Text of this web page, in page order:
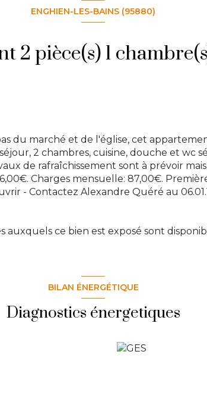
ENGHIEN-LES-BAINS (95880)
du marché et de l'église, cet
2 chambres, cuisine, douche et wc
de rafraîchissement sont à prévoir
Charges mensuelle: 87,00€.
- Contactez Alexandre Quéré au
auxquels ce bien est exposé sont
BILAN ÉNERGÉTIQUE
Diagnostics énergetiques